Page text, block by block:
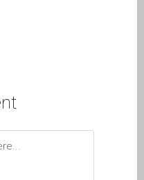
– Mac Pro Server
MacBook-